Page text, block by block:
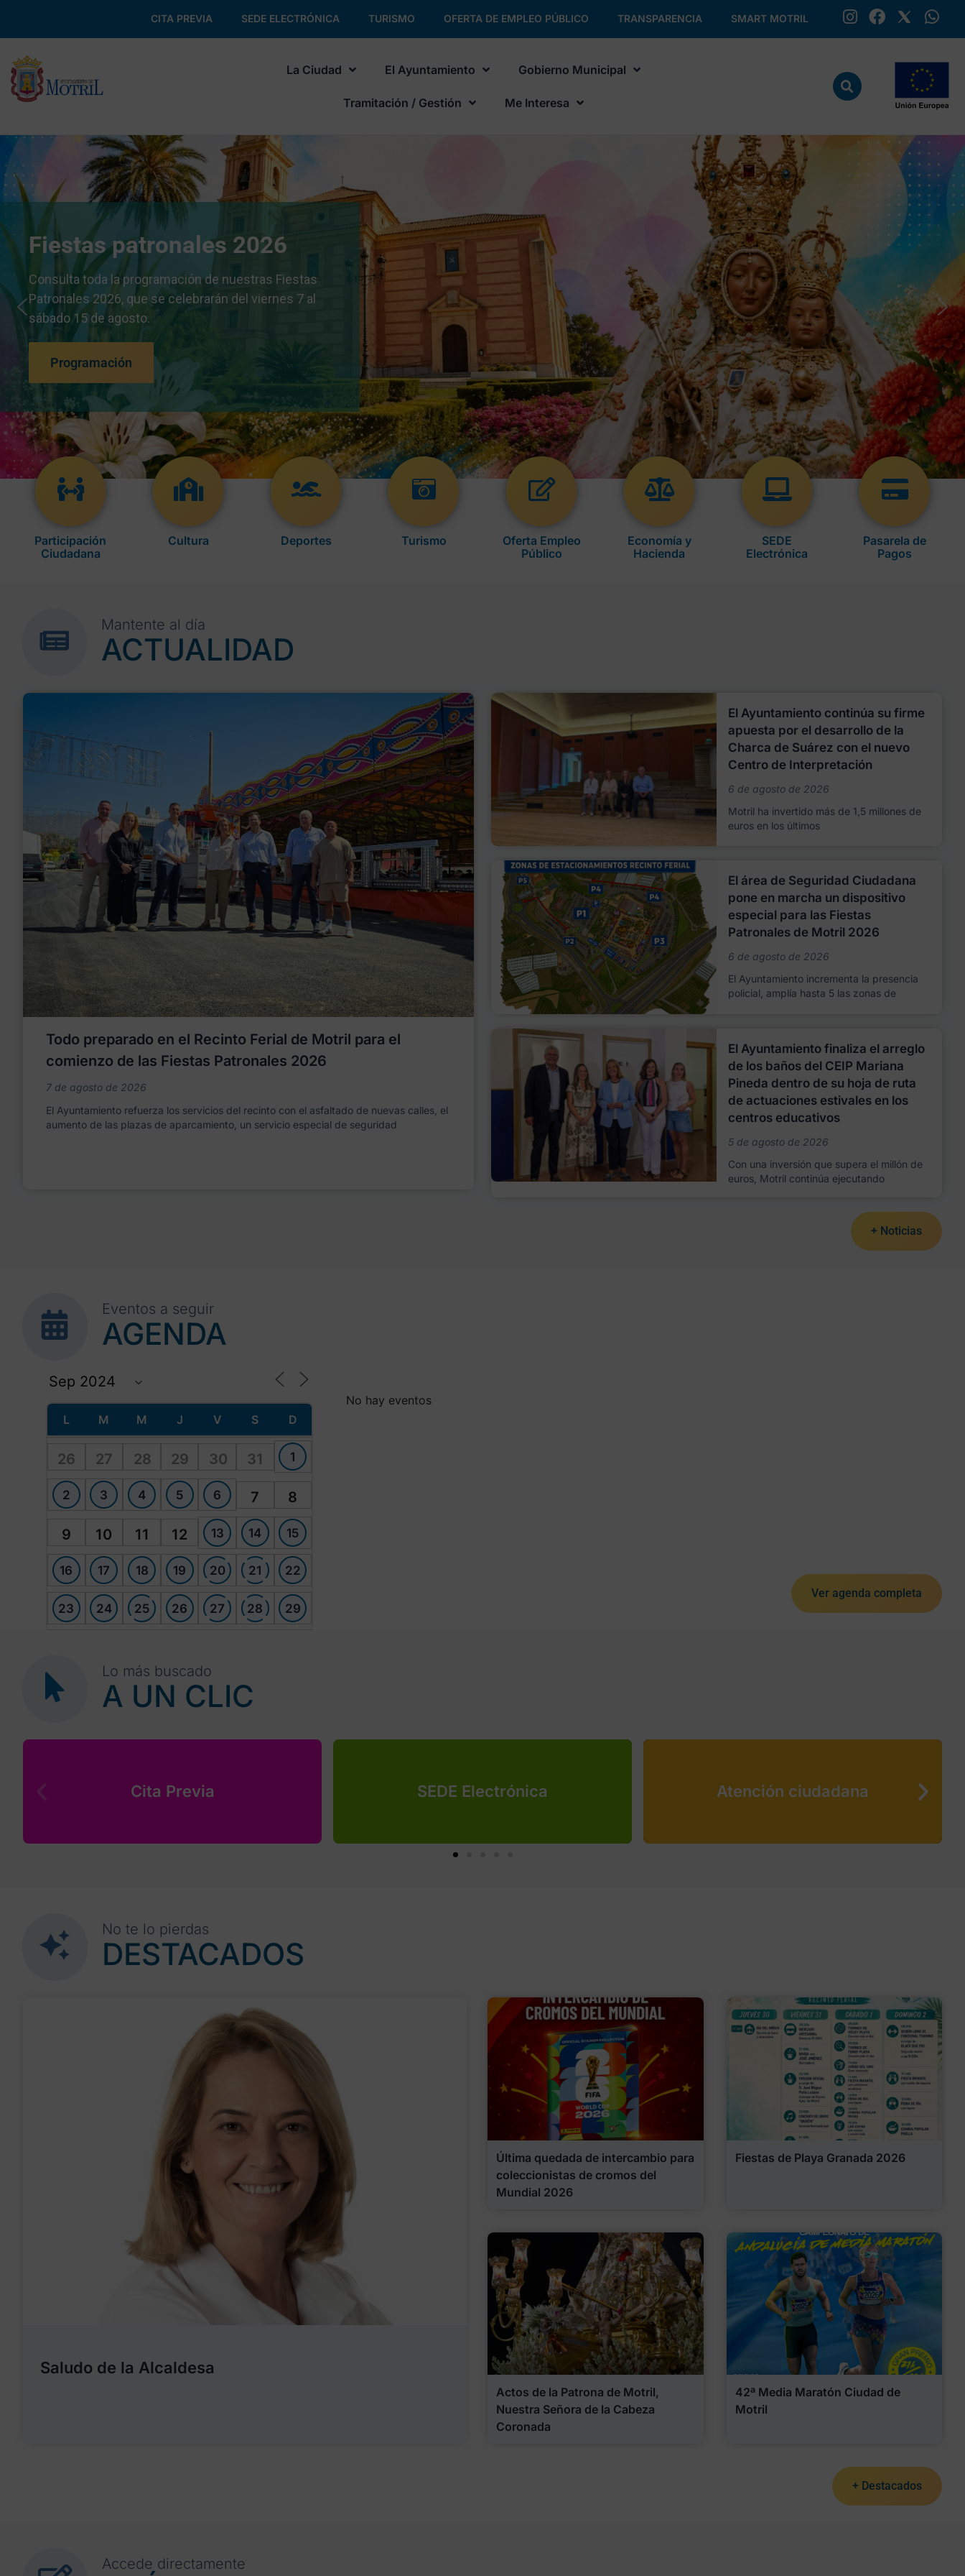
CITA PREVIA SEDE ELECTRÓNICA TURISMO OFERTA DE EMPLEO PÚBLICO TRANSPARENCIA SMART MOTRIL
La Ciudad El Ayuntamiento Gobierno Municipal
Tramitación / Gestión Me Interesa
Fiestas patronales 2026
Consulta toda la programación de nuestras Fiestas
Patronales 2026, que se celebrarán del viernes 7 al
sábado 15 de agosto.
Programación
Participación
Ciudadana
Cultura Deportes Turismo
Oferta Empleo
Público
Economía y
Hacienda
SEDE
Electrónica
Pasarela de
Pagos
Mantente al día
ACTUALIDAD
Todo preparado en el Recinto Ferial de Motril para el
comienzo de las Fiestas Patronales 2026
7 de agosto de 2026
El Ayuntamiento refuerza los servicios del recinto con el asfaltado de nuevas calles, el
aumento de las plazas de aparcamiento, un servicio especial de seguridad
El Ayuntamiento continúa su firme
apuesta por el desarrollo de la
Charca de Suárez con el nuevo
Centro de Interpretación
6 de agosto de 2026
Motril ha invertido más de 1,5 millones de
euros en los últimos
El área de Seguridad Ciudadana
pone en marcha un dispositivo
especial para las Fiestas
Patronales de Motril 2026
6 de agosto de 2026
El Ayuntamiento incrementa la presencia
policial, amplía hasta 5 las zonas de
El Ayuntamiento finaliza el arreglo
de los baños del CEIP Mariana
Pineda dentro de su hoja de ruta
de actuaciones estivales en los
centros educativos
5 de agosto de 2026
Con una inversión que supera el millón de
euros, Motril continúa ejecutando
+ Noticias
Eventos a seguir
AGENDA
L M M J V S D
26 27 28 29 30 31 1
2 3 4 5 6 7 8
9 10 11 12 13 14 15
16 17 18 19 20 21 22
23 24 25 26 27 28 29
No hay eventos
Ver agenda completa
Lo más buscado
A UN CLIC
Cita Previa SEDE Electrónica Atención ciudadana
No te lo pierdas
DESTACADOS
Saludo de la Alcaldesa
Última quedada de intercambio para
coleccionistas de cromos del
Mundial 2026
Fiestas de Playa Granada 2026
Actos de la Patrona de Motril,
Nuestra Señora de la Cabeza
Coronada
42ª Media Maratón Ciudad de
Motril
+ Destacados
Accede directamente